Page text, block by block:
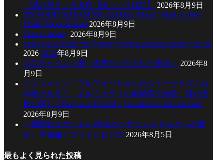
『謎の写真』を考察【ゆっくり解説】
2026年8月9日
[EPISODE] &TEAM KR 2nd Mini Album ‘Mark on Me’
Trailer Shoot Behind 2026年8月9日
Time is money 2026年8月9日
כך בכיר חמאס משתמש בתחקיר “הארץ” כדי להכחיש את הטבח
בנובה2026年8月9日
ロスチャイルド家～迫害から生まれた物語～ 2026年8
月9日
ベンジャミン・フルフォードさんのジャーナリズムは
本物である！ イルミナティの補助霊の意図、謎の言
動に関してBenjamin Fulford’s journalism is the real deal!
2026年8月9日
『機動戦士ガンダム 閃光のハサウェイ キルケーの魔
女』予告編｜プライムビデオ 2026年8月5日
最もよく見られた投稿